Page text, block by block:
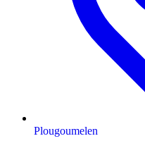
Plougoumelen